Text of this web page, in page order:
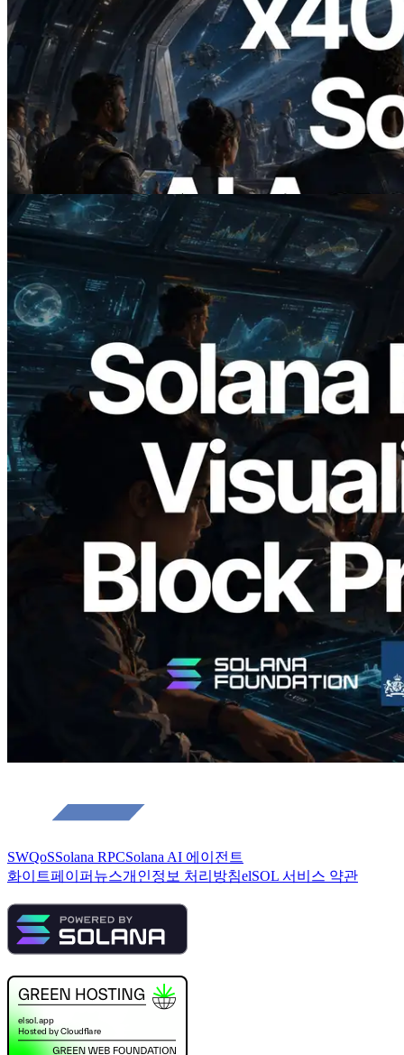
2026.07.04
ERPC, x402 지원 Solana RPC 공개 — AI
에이전트가 필요한 API에 온디맨드로 결
제하는 시대
이 글 읽기
2026.05.24
Validators Solutions, Solana 블록 애널라
이저 공개 — slot 단위 블록 생성 시간과
담당 검증자 시각화
SWQoSSolana RPCSolana AI 에이전트
화이트페이퍼 뉴스개인정보 처리방침elSOL 서비스 약관